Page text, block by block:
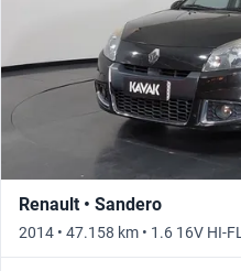
Renault • Sandero
2014 • 47.158 km • 1.6 16V HI-
Automático